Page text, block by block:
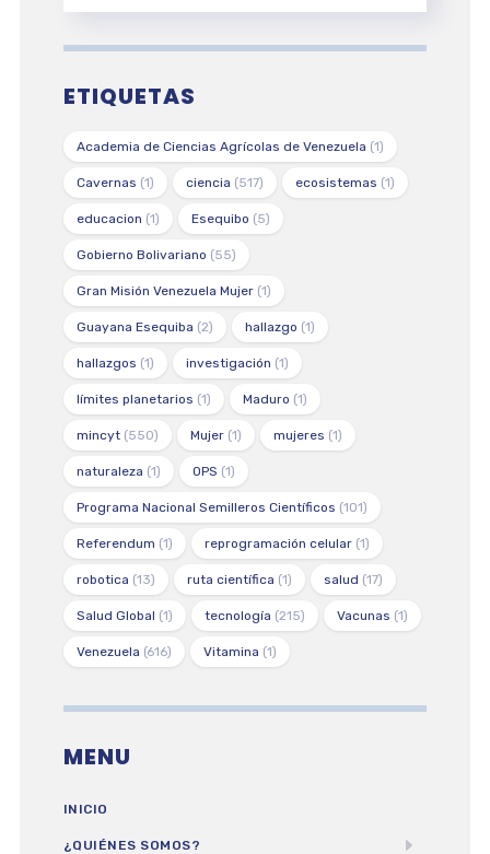
ETIQUETAS
Academia de Ciencias Agrícolas de Venezuela (1)
Cavernas (1) ciencia (517) ecosistemas (1)
educacion (1) Esequibo (5)
Gobierno Bolivariano (55)
Gran Misión Venezuela Mujer(1)
Guayana Esequiba (2) hallazgo (1)
hallazgos (1) investigación (1)
límites planetarios (1) Maduro (1)
mincyt(550) Mujer(1) mujeres (1)
naturaleza (1) OPS (1)
Programa Nacional Semilleros Científicos (101)
Referendum (1) reprogramación celular(1)
robotica (13) ruta científica (1) salud (17)
Salud Global (1) tecnología (215) Vacunas (1)
Venezuela (616) Vitamina (1)
MENU
INICIO
¿QUIÉNES SOMOS?